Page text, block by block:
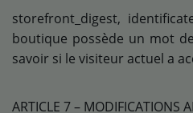
storefront_digest,
boutique possède un mot
savoir si le visiteur actuel a
ARTICLE 7 – MODIFICATIONS